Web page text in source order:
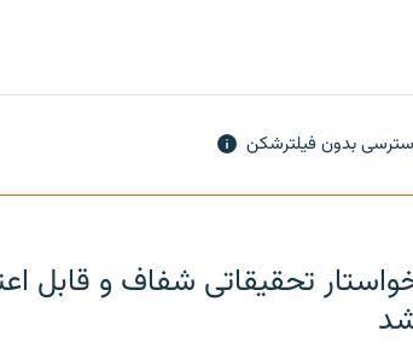
بدون فیلترشکن
تحقیقاتی شفاف و قابل